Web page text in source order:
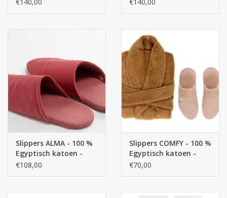
€140,00 €140,00
Slippers ALMA - 100 %
Egyptisch katoen -
GIZA / lange draad , /
€108,00
Slippers COMFY - 100 %
Egyptisch katoen -
GIZA / lange draad /
€70,00